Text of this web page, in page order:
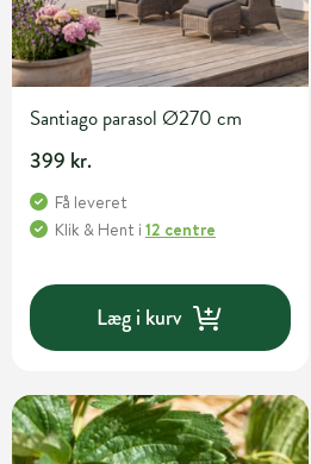
Santiago parasol Ø270 cm
399 kr.
Få leveret
Klik & Hent i 12 centre
Læg i kurv